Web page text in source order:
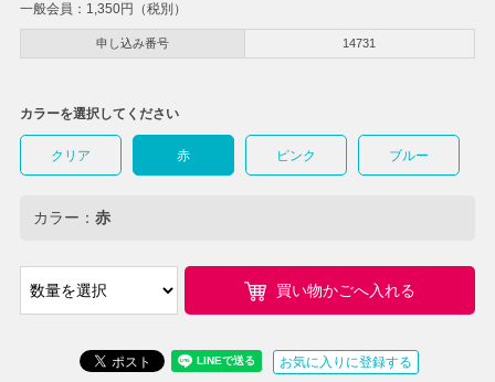
一般会員： 1,350円（税別）
申し込み番号 14731
カラーを選択してください
クリア 赤 ピンク ブルー
カラー： 赤
買い物かごへ入れる
お気に入りに登録する